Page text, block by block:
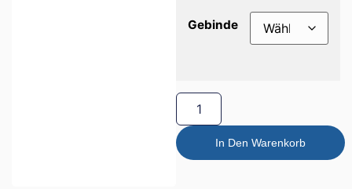
Gebinde
In Den Warenkorb